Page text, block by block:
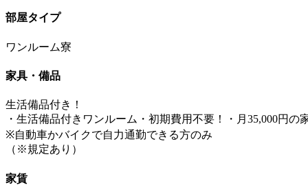
部屋タイプ
ワンルーム寮
家具・備品
生活備品付き！
・生活備品付きワンルーム・初期費用不要！・月35,000円の
※自動車かバイクで自力通勤できる方のみ
（※規定あり）
家賃